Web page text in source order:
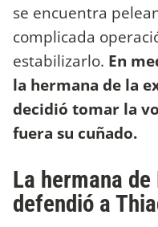
se encuentra
complicada
estabilizarlo. En
la hermana de la
decidió tomar la
fuera su cuñado.
La hermana
defendió a